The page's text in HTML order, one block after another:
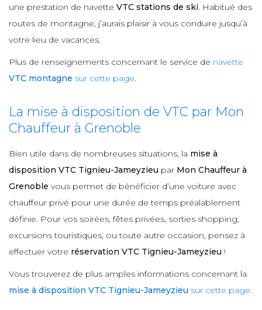
une prestation de navette VTC stations de ski. Habitué des
routes de montagne, j’aurais plaisir à vous conduire jusqu’à
votre lieu de vacances.
Plus de renseignements concernant le service de navette
VTC montagne sur cette page.
La mise à disposition de VTC par Mon
Chauffeur à Grenoble
Bien utile dans de nombreuses situations, la mise à
disposition VTC Tignieu-Jameyzieu par Mon Chauffeur à
Grenoble vous permet de bénéficier d’une voiture avec
chauffeur privé pour une durée de temps préalablement
définie. Pour vos soirées, fêtes privées, sorties shopping,
excursions touristiques, ou toute autre occasion, pensez à
effectuer votre réservation VTC Tignieu-Jameyzieu !
Vous trouverez de plus amples informations concernant la
mise à disposition VTC Tignieu-Jameyzieu sur cette page.